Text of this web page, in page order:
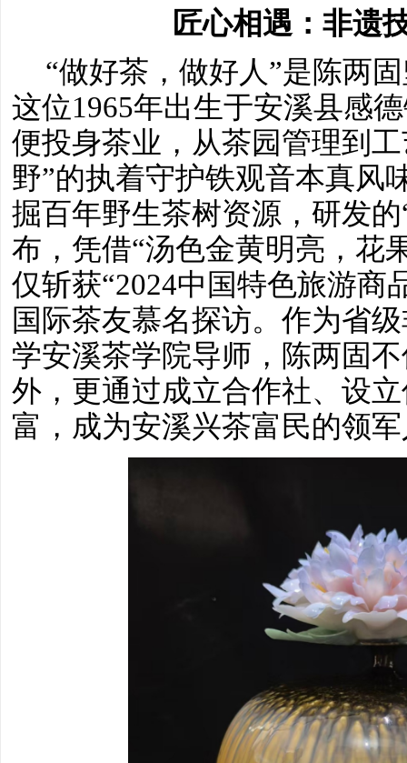
匠心相遇：非遗
“做好茶，做好人”是陈两
这位1965年出生于安溪县感
便投身茶业，从茶园管理到
野”的执着守护铁观音本真风
掘百年野生茶树资源，研发
布，凭借“汤色金黄明亮，花
仅斩获“2024中国特色旅游商
国际茶友慕名探访。作为省
学安溪茶学院导师，陈两固
外，更通过成立合作社、设
富，成为安溪兴茶富民的领